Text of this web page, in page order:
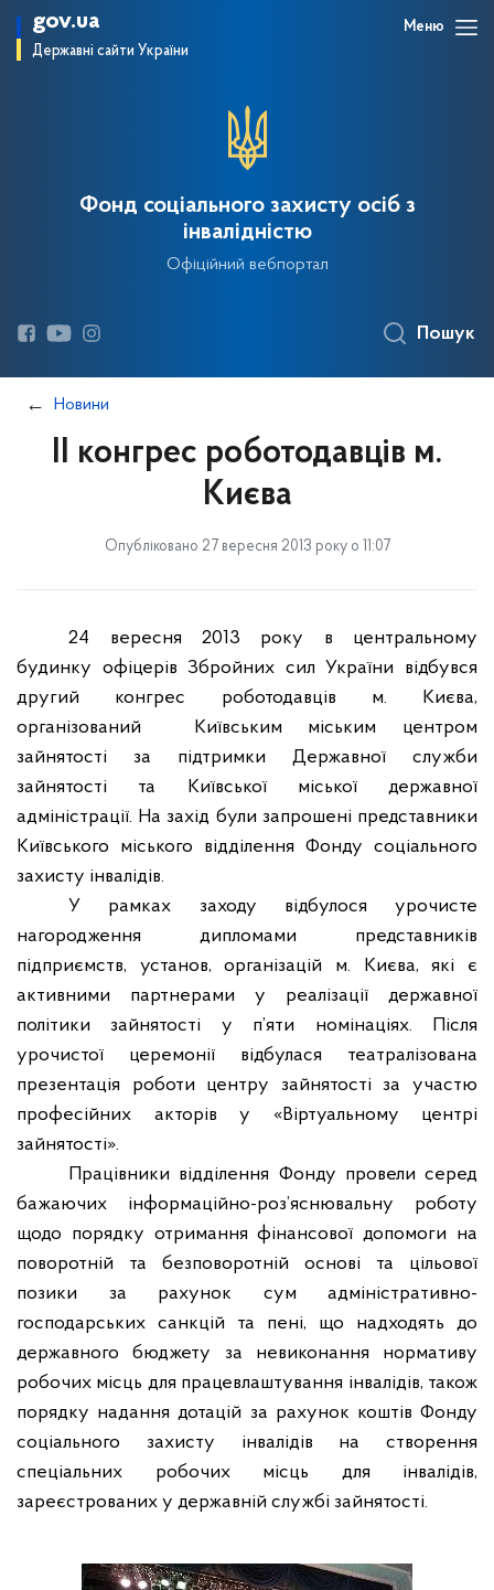
gov.ua
Державні сайти України
Меню
Фонд соціального захисту осіб з
інвалідністю
Офіційний вебпортал
Пошук
Новини
ІІ конгрес роботодавців м.
Києва
Опубліковано 27 вересня 2013 року о 11:07
24 вересня 2013 року в центральному
будинку офіцерів Збройних сил України відбувся
другий конгрес роботодавців м. Києва,
організований
Київським міським центром
зайнятості за підтримки Державної служби
зайнятості та Київської міської державної
адміністрації. На захід були запрошені представники
Київського міського відділення Фонду соціального
захисту інвалідів.
У рамках заходу відбулося урочисте
нагородження дипломами представників
підприємств, установ, організацій м. Києва, які є
активними партнерами у реалізації державної
політики зайнятості у п’яти номінаціях. Після
урочистої церемонії відбулася театралізована
презентація роботи центру зайнятості за участю
професійних акторів у «Віртуальному центрі
зайнятості».
Працівники відділення Фонду провели серед
бажаючих інформаційно-роз’яснювальну роботу
щодо порядку отримання фінансової допомоги на
поворотній та безповоротній основі та цільової
позики за рахунок сум адміністративно-
господарських санкцій та пені, що надходять до
державного бюджету за невиконання нормативу
робочих місць для працевлаштування інвалідів, також
порядку надання дотацій за рахунок коштів Фонду
соціального захисту інвалідів на створення
спеціальних робочих місць для інвалідів,
зареєстрованих у державній службі зайнятості.